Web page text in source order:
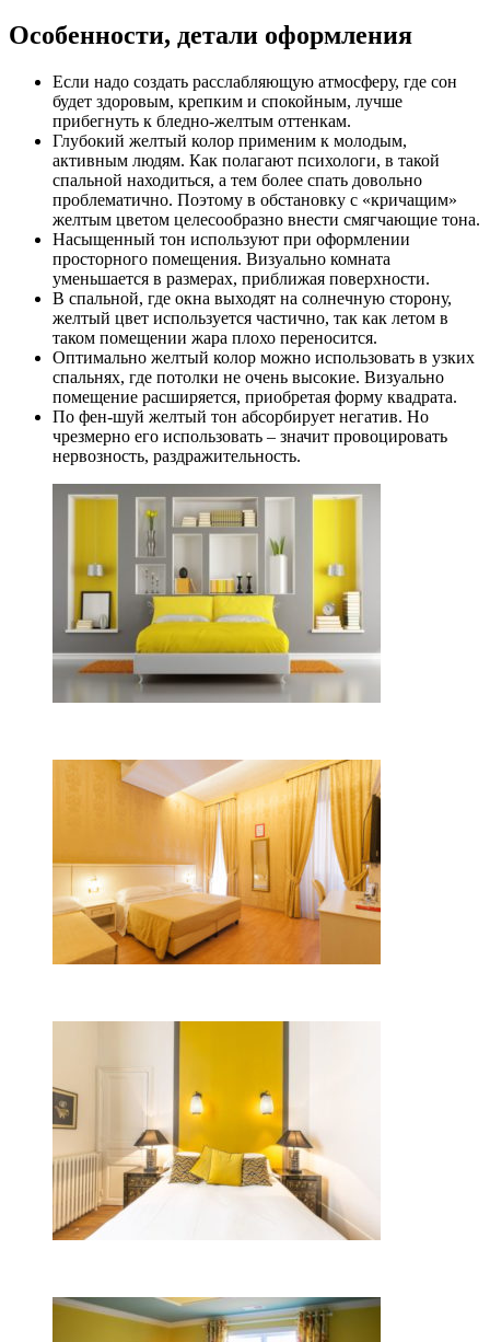
Особенности, детали оформления
Если надо создать расслабляющую атмосферу, где сон
будет здоровым, крепким и спокойным, лучше
прибегнуть к бледно-желтым оттенкам.
Глубокий желтый колор применим к молодым,
активным людям. Как полагают психологи, в такой
спальной находиться, а тем более спать довольно
проблематично. Поэтому в обстановку с «кричащим»
желтым цветом целесообразно внести смягчающие тона.
Насыщенный тон используют при оформлении
просторного помещения. Визуально комната
уменьшается в размерах, приближая поверхности.
В спальной, где окна выходят на солнечную сторону,
желтый цвет используется частично, так как летом в
таком помещении жара плохо переносится.
Оптимально желтый колор можно использовать в узких
спальнях, где потолки не очень высокие. Визуально
помещение расширяется, приобретая форму квадрата.
По фен-шуй желтый тон абсорбирует негатив. Но
чрезмерно его использовать – значит провоцировать
нервозность, раздражительность.